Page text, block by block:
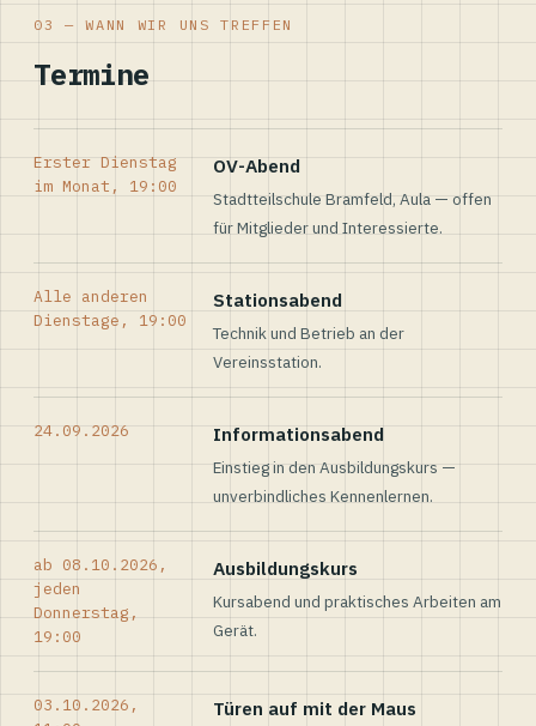
03 — WANN WIR UNS TREFFEN
Termine
Erster Dienstag
im Monat, 19:00
OV-Abend
Stadtteilschule Bramfeld, Aula — offen
für Mitglieder und Interessierte.
Alle anderen
Dienstage, 19:00
Stationsabend
Technik und Betrieb an der
Vereinsstation.
24.09.2026 Informationsabend
Einstieg in den Ausbildungskurs —
unverbindliches Kennenlernen.
ab 08.10.2026,
jeden
Donnerstag,
19:00
Ausbildungskurs
Kursabend und praktisches Arbeiten am
Gerät.
03.10.2026,
Türen auf mit der Maus